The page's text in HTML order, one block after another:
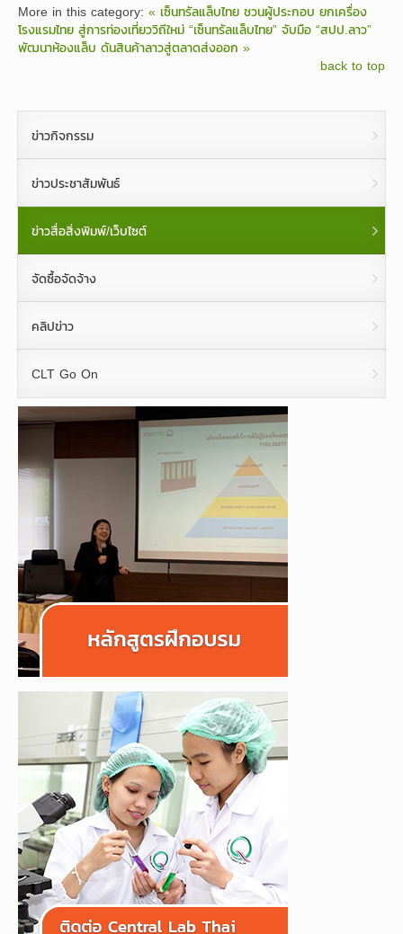
More in this category: « เซ็นทรัลแล็บไทย ชวนผู้ประกอบ ยกเครื่อง
โรงแรมไทย สู่การท่องเที่ยววิถีใหม่ “เซ็นทรัลแล็บไทย” จับมือ “สปป.ลาว”
พัฒนาห้องแล็บ ดันสินค้าลาวสู่ตลาดส่งออก »
back to top
ข่าวกิจกรรม
ข่าวประชาสัมพันธ์
ข่าวสื่อสิ่งพิมพ์/เว็บไซต์
จัดซื้อจัดจ้าง
คลิปข่าว
CLT Go On